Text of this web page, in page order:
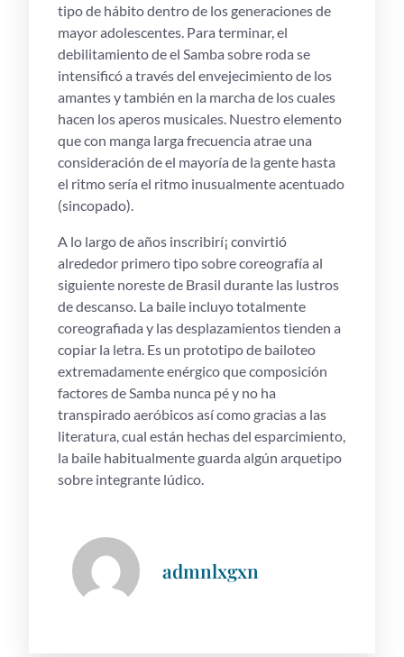
tipo de hábito dentro de los generaciones de
mayor adolescentes. Para terminar, el
debilitamiento de el Samba sobre roda se
intensificó a través del envejecimiento de los
amantes y también en la marcha de los cuales
hacen los aperos musicales. Nuestro elemento
que con manga larga frecuencia atrae una
consideración de el mayoría de la gente hasta
el ritmo serí­a el ritmo inusualmente acentuado
(sincopado).
A lo largo de años inscribirí¡ convirtió
alrededor primero tipo sobre coreografía al
siguiente noreste de Brasil durante las lustros
de descanso. La baile incluyo totalmente
coreografiada y las desplazamientos tienden a
copiar la letra. Es un prototipo de bailoteo
extremadamente enérgico que composición
factores de Samba nunca pé y no ha
transpirado aeróbicos así­ como gracias a las
literatura, cual están hechas del esparcimiento,
la baile habitualmente guarda algún arquetipo
sobre integrante lúdico.
admnlxgxn